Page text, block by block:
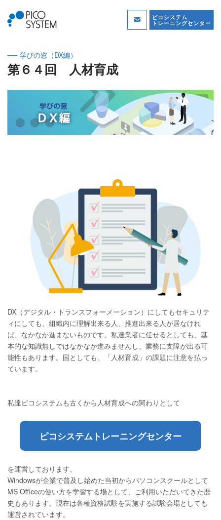
ピコシステム
トレーニングセンター
学びの窓（DX編）
第６４回 人材育成
DX（デジタル・トランスフォーメーション）にしてもセキュリテ
ィにしても、組織内に理解出来る人、推進出来る人が居なけれ
ば、なかなか進まないものです。私達業者に任せるとしても、基
本的な知識無しではなかなか進みませんし、業務に支障が出る可
能性もあります。国としても、「人材育成」の課題に注意を払っ
ています。
私達ピコシステムも古くから人材育成への関わりとして
ピコシステムトレーニングセンター
を運営しております。
Windowsが企業で普及し始めた当初からパソコンスクールとして
MS Officeの使い方を学習する場として、ご利用いただいてきた歴
史もあります。現在は各種資格試験を実施する試験会場としても
運営されています。